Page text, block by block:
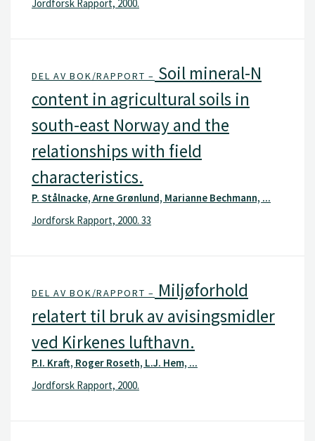
Jordforsk Rapport, 2000.
DEL AV BOK/RAPPORT – Soil mineral-N
content in agricultural soils in
south-east Norway and the
relationships with field
characteristics.
P. Stålnacke, Arne Grønlund, Marianne Bechmann, ...
Jordforsk Rapport, 2000. 33
DEL AV BOK/RAPPORT – Miljøforhold
relatert til bruk av avisingsmidler
ved Kirkenes lufthavn.
P.I. Kraft, Roger Roseth, L.J. Hem, ...
Jordforsk Rapport, 2000.